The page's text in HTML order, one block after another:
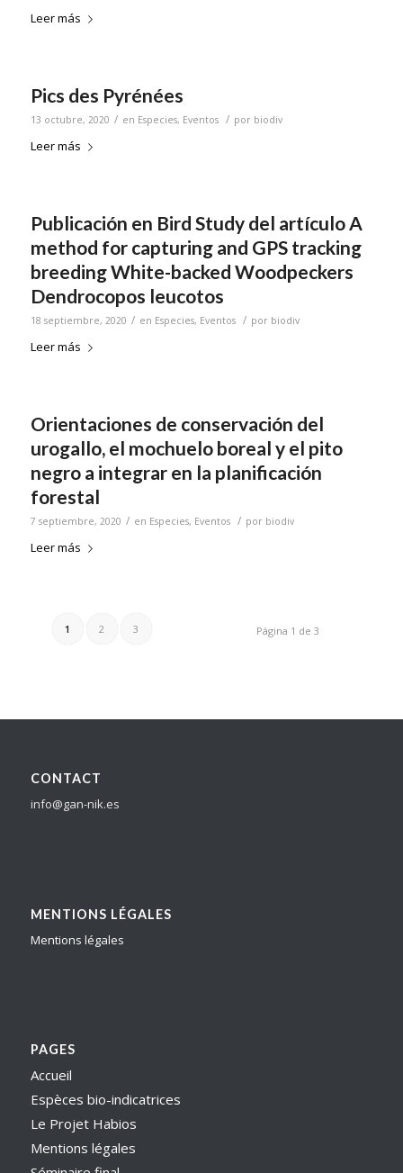
Leer más
Pics des Pyrénées
13 octubre, 2020 / en Especies, Eventos / por biodiv
Leer más
Publicación en Bird Study del artículo A
method for capturing and GPS tracking
breeding White-backed Woodpeckers
Dendrocopos leucotos
18 septiembre, 2020 / en Especies, Eventos / por biodiv
Leer más
Orientaciones de conservación del
urogallo, el mochuelo boreal y el pito
negro a integrar en la planificación
forestal
7 septiembre, 2020 / en Especies, Eventos / por biodiv
Leer más
Página 1 de 3
1 2 3
CONTACT
info@gan-nik.es
MENTIONS LÉGALES
Mentions légales
PAGES
Accueil
Espèces bio-indicatrices
Le Projet Habios
Mentions légales